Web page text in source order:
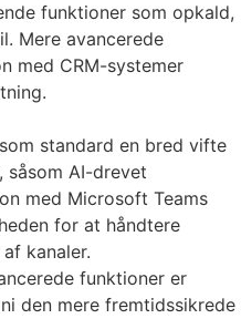
funktioner som opkald,
Mere avancerede
med CRM-systemer
standard en bred vifte
såsom AI-drevet
med Microsoft Teams
for at håndtere
kanaler.
funktioner er
den mere fremtidssikrede